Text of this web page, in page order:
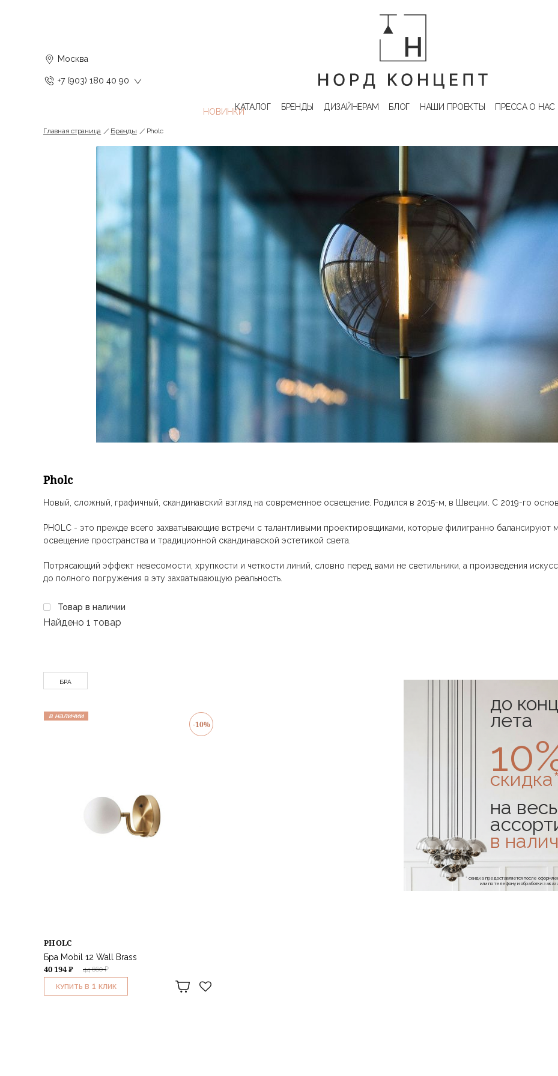
Москва
+7 (903) 180 40 90
КАТАЛОГ БРЕНДЫ ДИЗАЙНЕРАМ БЛОГ НАШИ ПРОЕКТЫ ПРЕССА О НАС
Главная страница Бренды Pholc
Pholc
Новый, cложный, графичный, скандинавский взгляд на современное освещение. Родился в 2015-м, в Швеции. С 2019-го
PHOLC - это прежде всего захватывающие встречи с талантливыми проектировщиками, которые филигранно
освещение пространства и традиционной скандинавской эстетикой света.
Потрясающий эффект невесомости, хрупкости и четкости линий, словно перед вами не светильники, а произведения
до полного погружения в эту захватывающую реальность.
Товар в наличии
Найдено 1 товар
БРА
в наличии
-10%
PHOLC
Бра Mobil 12 Wall Brass
44 660 ₽
40 194 ₽
КУПИТЬ В 1 КЛИК
до
лета
скидка*
на весь
в
* скидка предоставляется после
или по телефону и обработки